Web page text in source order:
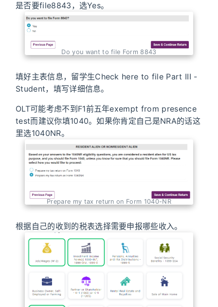
是否要file8843，选Yes。
Do you want to file Form 8843
填好主表信息，留学生Check here to file Part III -
Student，填写详细信息。
OLT可能考虑不到F1前五年exempt from presence
test而建议你填1040。如果你肯定自己是NRA的话这
里选1040NR。
Prepare my tax return on Form 1040-NR
根据自己的收到的税表选择需要申报哪些收入。